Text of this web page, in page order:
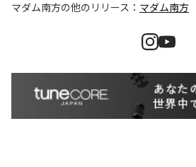
マダム南方の他のリリース： マダム南方